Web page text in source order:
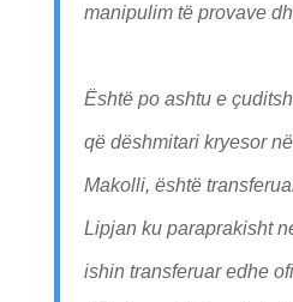
manipulim të provave
Është po ashtu e
që dëshmitari kryesor
Makolli, është
Lipjan ku paraprakisht
ishin transferuar edhe